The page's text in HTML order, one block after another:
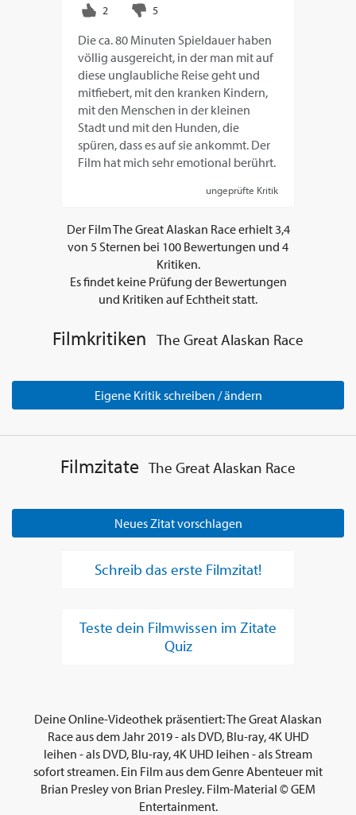
Die ca. 80 Minuten Spieldauer haben
völlig ausgereicht, in der man mit auf
diese unglaubliche Reise geht und
mitfiebert, mit den kranken Kindern,
mit den Menschen in der kleinen
Stadt und mit den Hunden, die
spüren, dass es auf sie ankommt. Der
Film hat mich sehr emotional berührt.
ungeprüfte Kritik
Der FilmThe Great Alaskan Raceerhielt 3,4
von 5 Sternen bei 100 Bewertungen und 4
Kritiken.
Es findet keine Prüfung der Bewertungen
und Kritiken auf Echtheit statt.
Filmkritiken The Great Alaskan Race
Eigene Kritik schreiben / ändern
Filmzitate The Great Alaskan Race
Neues Zitat vorschlagen
Schreib das erste Filmzitat!
Teste dein Filmwissen im Zitate
Quiz
Deine Online-Videothek präsentiert: The Great Alaskan
Race aus dem Jahr 2019 - als DVD, Blu-ray, 4K UHD
leihen - als DVD, Blu-ray, 4K UHD leihen - als Stream
sofort streamen. Ein Film aus dem Genre Abenteuer mit
Brian Presley von Brian Presley. Film-Material © GEM
Entertainment.